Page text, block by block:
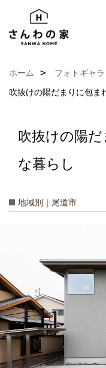
ホーム フォトギャ
吹抜けの陽だまりに包ま
吹抜けの陽
な暮らし
地域別｜尾道市